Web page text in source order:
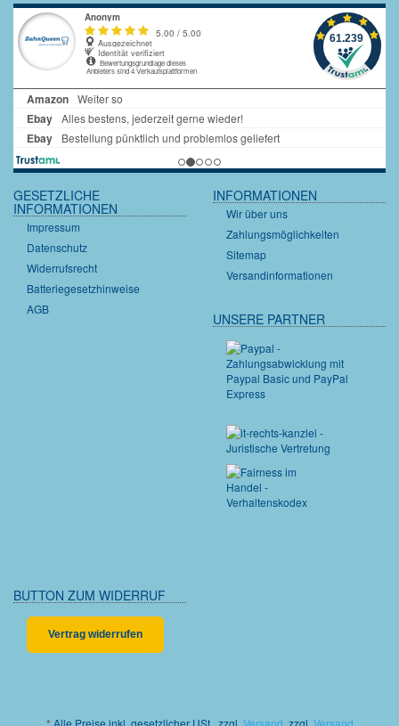
GESETZLICHE
INFORMATIONEN
Impressum
Datenschutz
Widerrufsrecht
Batteriegesetzhinweise
AGB
INFORMATIONEN
Wir über uns
Zahlungsmöglichkeiten
Sitemap
Versandinformationen
UNSERE PARTNER
BUTTON ZUM WIDERRUF
Vertrag widerrufen
* Alle Preise inkl. gesetzlicher USt., zzgl. Versand , zzgl. Versand